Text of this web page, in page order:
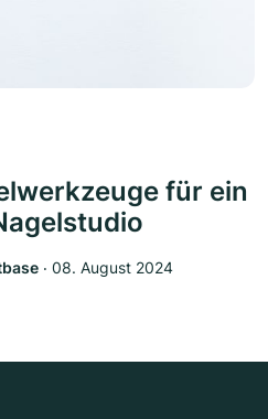
für ein
‧ 08. August 2024